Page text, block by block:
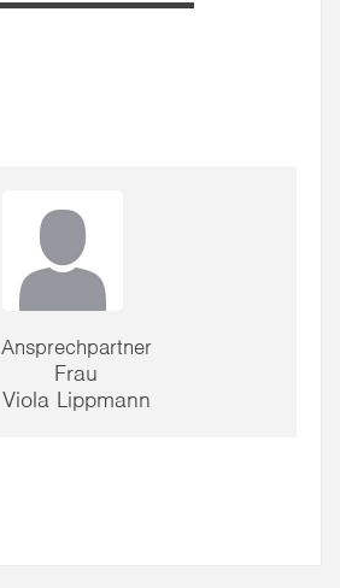
Ansprechpartner
Frau
Viola Lippmann